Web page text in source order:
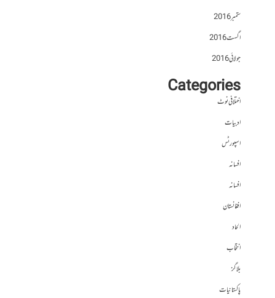
ستمبر 2016
اگست 2016
جولائی 2016
Categories
اختلافی نوٹ
ادبیات
اسپورٹس
افسانہ
افسانہ
افغانستان
الحاد
انتخاب
بلاگز
پاکستانیات